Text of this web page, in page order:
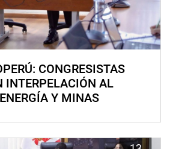
CONGRESISTAS
INTERPELACIÓN AL
Y MINAS